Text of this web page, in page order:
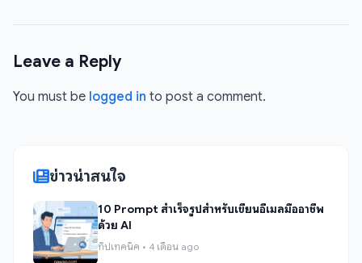
Leave a Reply
You must be logged in to post a comment.
ข่าวน่าสนใจ
10 Prompt สำเร็จรูปสำหรับเขียนอีเมลมืออาชีพ
ด้วย AI
ทิปเทคนิค • 4 เดือน ago